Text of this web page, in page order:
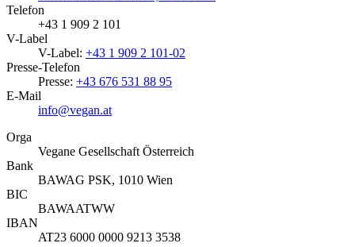
Telefon
+43 1 909 2 101
V-Label
V-Label: +43 1 909 2 101-02
Presse-Telefon
Presse: +43 676 531 88 95
E-Mail
info@vegan.at
Orga
Vegane Gesellschaft Österreich
Bank
BAWAG PSK, 1010 Wien
BIC
BAWAATWW
IBAN
AT23 6000 0000 9213 3538